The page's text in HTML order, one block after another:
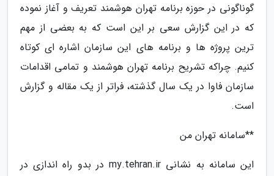
گوناگونی در حوزه برنامه تهران هوشمند تعریف و آغاز نموده
که در این گزارش سعی بر این است که به بعضی از مهم
ترین پروژه ها و برنامه های این سازمان اشاره ای کوتاه
کنیم. چراکه تشریح برنامه تهران هوشمند و تمامی اقدامات
سازمان فاوا در یک سال گذشته، فراتر از یک مقاله و گزارش
است.
**سامانه تهران من
این سامانه به نشانی my.tehran.ir در بدو راه اندازی در